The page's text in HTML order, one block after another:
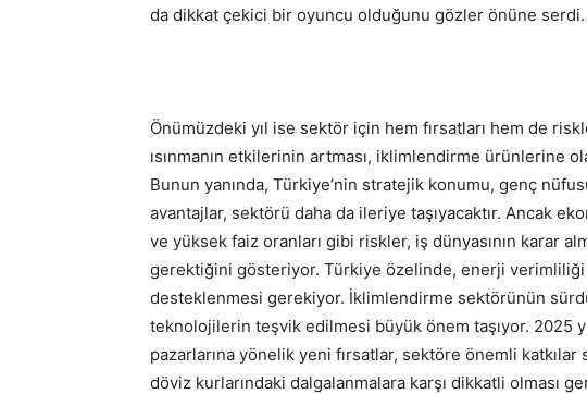
da dikkat çekici bir oyuncu olduğunu gözler önüne serdi.
Önümüzdeki yıl ise sektör için hem fırsatları hem de
ısınmanın etkilerinin artması, iklimlendirme ürünlerine
Bunun yanında, Türkiye’nin stratejik konumu, genç
avantajlar, sektörü daha da ileriye taşıyacaktır. Ancak
ve yüksek faiz oranları gibi riskler, iş dünyasının karar
gerektiğini gösteriyor. Türkiye özelinde, enerji
desteklenmesi gerekiyor. İklimlendirme sektörünün
teknolojilerin teşvik edilmesi büyük önem taşıyor. 2025
pazarlarına yönelik yeni fırsatlar, sektöre önemli katkılar
döviz kurlarındaki dalgalanmalara karşı dikkatli olması